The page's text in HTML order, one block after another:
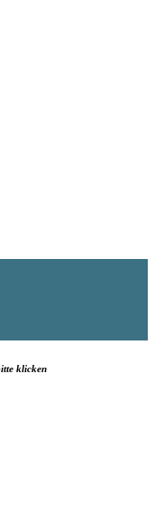
klicken